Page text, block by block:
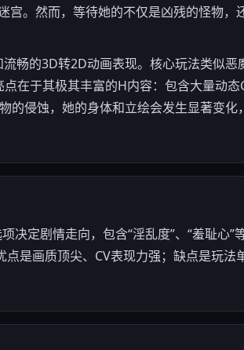
宫。然而，等待她的不仅是凶残的怪物，
畅的3D转2D动画表现。核心玩法类似恶
在于其极其丰富的H内容：包含大量动
的侵蚀，她的身体和立绘会发生显著变
决定剧情走向，包含“淫乱度”、“羞耻心”
是画质顶尖、CV表现力强；缺点是玩法